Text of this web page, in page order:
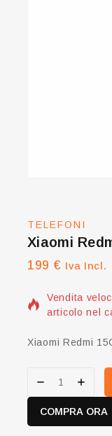
TELEFONI
Xiaomi
199 € Iva Incl.
11 prodotti
Vendita
articolo nel
Xiaomi Redmi
COMPRA ORA